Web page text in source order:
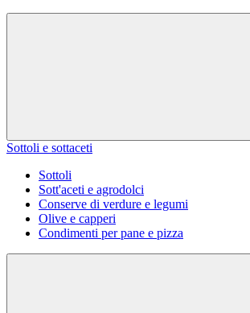
Sottoli e sottaceti
Sottoli
Sott'aceti e agrodolci
Conserve di verdure e legumi
Olive e capperi
Condimenti per pane e pizza